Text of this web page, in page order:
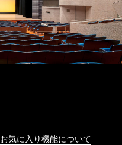
お気に入り機能について